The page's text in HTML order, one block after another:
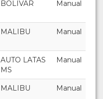
BOLIVAR Manual
MALIBU Manual
AUTO LATAS
MS
Manual
MALIBU Manual